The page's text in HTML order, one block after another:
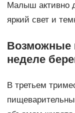
Малыш активно
яркий свет и
Возможные
неделе
В третьем